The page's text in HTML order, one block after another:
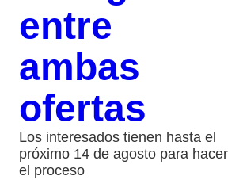
entre
ambas
ofertas
Los interesados tienen hasta el
próximo 14 de agosto para hacer
el proceso